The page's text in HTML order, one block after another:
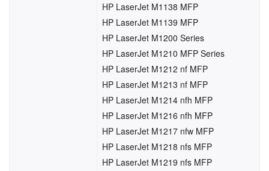
HP LaserJet M1138 MFP
HP LaserJet M1139 MFP
HP LaserJet M1200 Series
HP LaserJet M1210 MFP Series
HP LaserJet M1212 nf MFP
HP LaserJet M1213 nf MFP
HP LaserJet M1214 nfh MFP
HP LaserJet M1216 nfh MFP
HP LaserJet M1217 nfw MFP
HP LaserJet M1218 nfs MFP
HP LaserJet M1219 nfs MFP